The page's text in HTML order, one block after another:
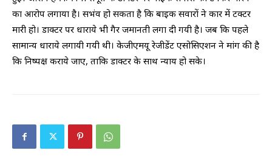
का आरोप लगाया है। सभंव हो सकता है कि बाइक सवारों ने कार में टक्टर
मारी हो। डाक्टर पर धाराये भी गैर जमानती लगा दी गयी है। जब कि पहले
सामान्य धाराये लगायी गयी थी। केजीएमयू रेजीडेंट एसोसिएशन ने मांग की है
कि निष्पक्ष कराये जाए, ताकि डाक्टर के साथ न्याय हो सके।